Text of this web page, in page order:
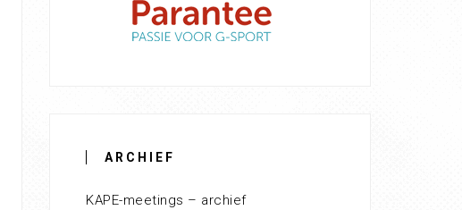
ARCHIEF
KAPE-meetings – archief